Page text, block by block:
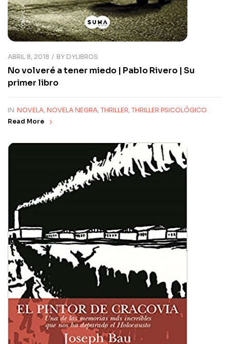
ABRIL 8, 2018 BY DYLIBROS
No volveré a tener miedo | Pablo Rivero | Su
primer libro
IN NOVELA, NOVELA NEGRA, THRILLER, THRILLER PSICOLÓGICO
Read More